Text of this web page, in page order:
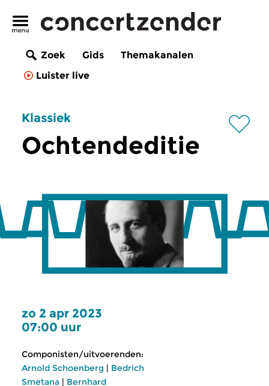
Zoek Gids
Themakanalen
Luister live
Klassiek
Ochtendeditie
zo 2 apr 2023
07:00 uur
Componisten/uitvoerenden:
Arnold Schoenberg | Bedrich
Smetana | Bernhard